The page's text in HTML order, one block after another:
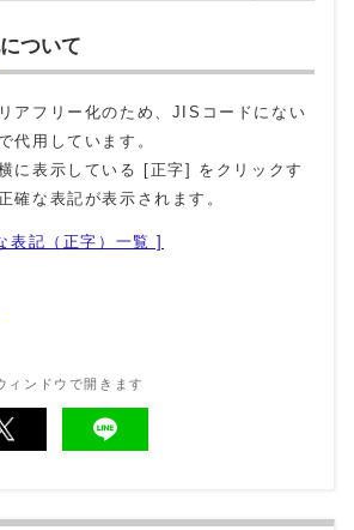
ついて
アフリー化のため、JISコードにない
代用しています。
に表示している [正字] をクリックす
確な表記が表示されます。
表記（正字）一覧 ]
ィンドウで開きます